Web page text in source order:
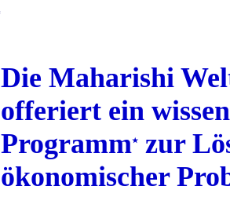
Die Maharishi
offeriert ein
Programm★
zur
ökonomischer